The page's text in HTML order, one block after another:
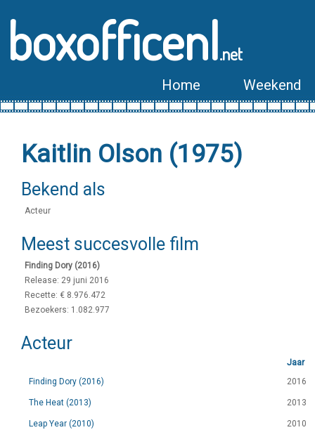
boxofficenl.net
Home Weekend
Kaitlin Olson (1975)
Bekend als
Acteur
Meest succesvolle film
Finding Dory (2016)
Release: 29 juni 2016
Recette: € 8.976.472
Bezoekers: 1.082.977
Acteur
Jaar
Finding Dory (2016)
2016
The Heat (2013) 2013
Leap Year (2010) 2010